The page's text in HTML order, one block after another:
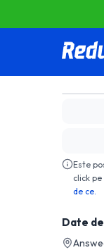
Este
click
de ce.
Date